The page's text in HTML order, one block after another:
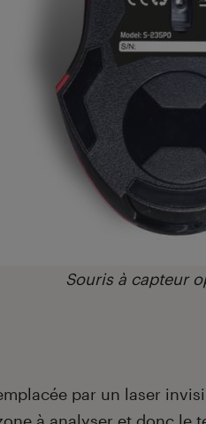
Souris à capteur
par un laser